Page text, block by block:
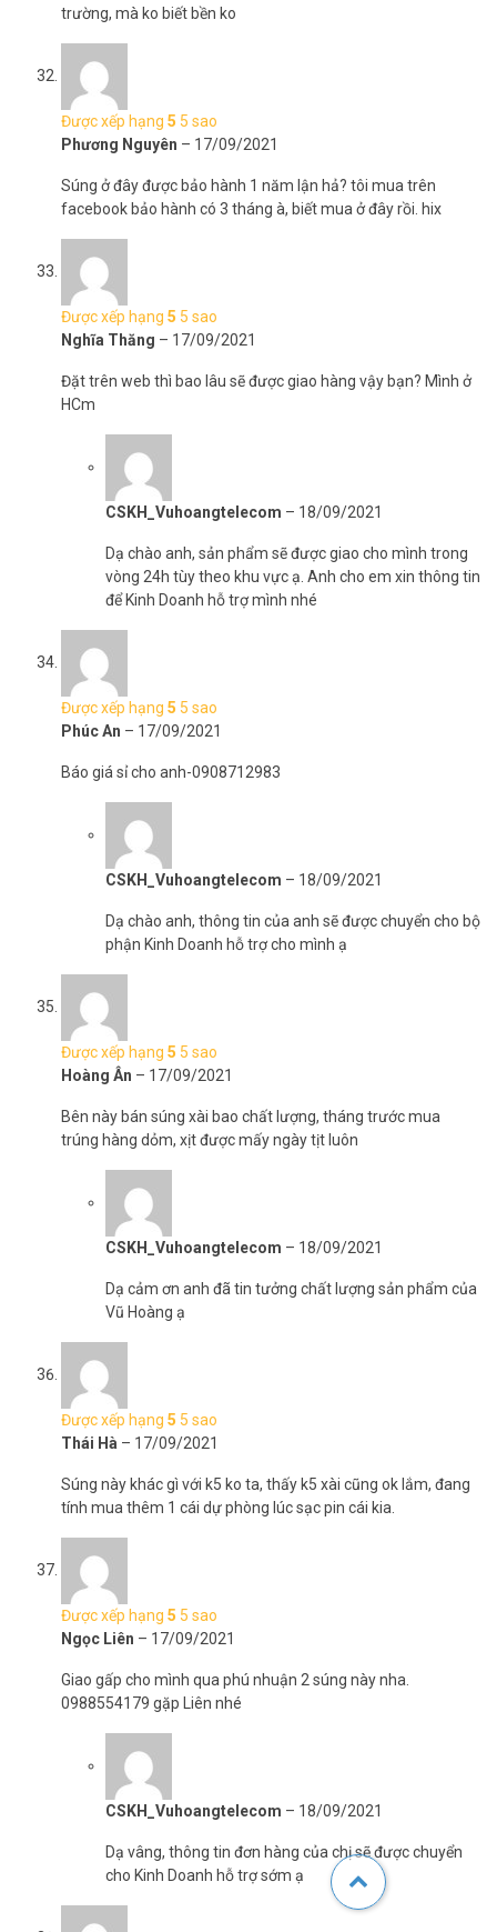
trường, mà ko biết bền ko
Được xếp hạng 5 5 sao
Phương Nguyên – 17/09/2021
Súng ở đây được bảo hành 1 năm lận hả? tôi mua trên
facebook bảo hành có 3 tháng à, biết mua ở đây rồi. hix
Được xếp hạng 5 5 sao
Nghĩa Thăng – 17/09/2021
Đặt trên web thì bao lâu sẽ được giao hàng vậy bạn? Mình ở
HCm
CSKH_Vuhoangtelecom – 18/09/2021
Dạ chào anh, sản phẩm sẽ được giao cho mình trong
vòng 24h tùy theo khu vực ạ. Anh cho em xin thông tin
để Kinh Doanh hỗ trợ mình nhé
Được xếp hạng 5 5 sao
Phúc An – 17/09/2021
Báo giá sỉ cho anh-0908712983
CSKH_Vuhoangtelecom – 18/09/2021
Dạ chào anh, thông tin của anh sẽ được chuyển cho bộ
phận Kinh Doanh hỗ trợ cho mình ạ
Được xếp hạng 5 5 sao
Hoàng Ân – 17/09/2021
Bên này bán súng xài bao chất lượng, tháng trước mua
trúng hàng dỏm, xịt được mấy ngày tịt luôn
CSKH_Vuhoangtelecom – 18/09/2021
Dạ cảm ơn anh đã tin tưởng chất lượng sản phẩm của
Vũ Hoàng ạ
Được xếp hạng 5 5 sao
Thái Hà – 17/09/2021
Súng này khác gì với k5 ko ta, thấy k5 xài cũng ok lắm, đang
tính mua thêm 1 cái dự phòng lúc sạc pin cái kia.
Được xếp hạng 5 5 sao
Ngọc Liên – 17/09/2021
Giao gấp cho mình qua phú nhuận 2 súng này nha.
0988554179 gặp Liên nhé
CSKH_Vuhoangtelecom – 18/09/2021
Dạ vâng, thông tin đơn hàng của chị sẽ được chuyển
cho Kinh Doanh hỗ trợ sớm ạ